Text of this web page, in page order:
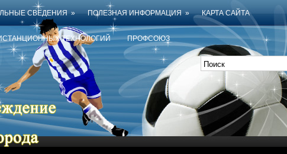
СВЕДЕНИЯ » ПОЛЕЗНАЯ ИНФОРМАЦИЯ » КАРТА САЙТА
ТЕХНОЛОГИЙ ПРОФСОЮЗ